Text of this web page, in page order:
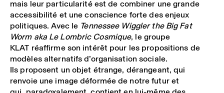
mais leur particularité est de combiner une grande
accessibilité et une conscience forte des enjeux
politiques. Avec le Tennessee Wiggler the Big Fat
Worm aka Le Lombric Cosmique, le groupe
KLAT réaffirme son intérêt pour les propositions de
modèles alternatifs d’organisation sociale.
Ils proposent un objet étrange, dérangeant, qui
renvoie une image déformée de notre futur et